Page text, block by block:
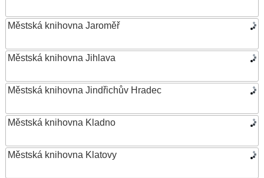
Městská knihovna Jaroměř
Městská knihovna Jihlava
Městská knihovna Jindřichův Hradec
Městská knihovna Kladno
Městská knihovna Klatovy